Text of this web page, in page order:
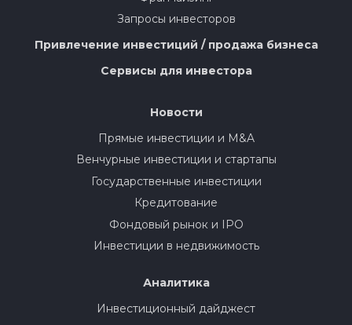
Запросы инвесторов
Привлечение инвестиций / продажа бизнеса
Сервисы для инвестора
Новости
Прямые инвестиции и M&A
Венчурные инвестиции и стартапы
Государственные инвестиции
Кредитование
Фондовый рынок и IPO
Инвестиции в недвижимость
Аналитика
Инвестиционный дайджест